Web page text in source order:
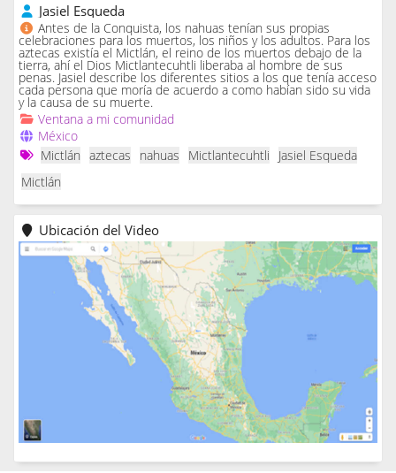
Jasiel Esqueda
Antes de la Conquista, los nahuas tenían sus propias
celebraciones para los muertos, los niños y los adultos. Para los
aztecas existía el Mictlán, el reino de los muertos debajo de la
tierra, ahí el Dios Mictlantecuhtli liberaba al hombre de sus
penas. Jasiel describe los diferentes sitios a los que tenía acceso
cada persona que moría de acuerdo a como habían sido su vida
y la causa de su muerte.
Ventana a mi comunidad
México
Mictlán aztecas nahuas Mictlantecuhtli
Jasiel Esqueda
Mictlán
Ubicación del Video